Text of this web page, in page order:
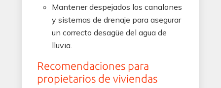
Mantener despejados los canalones
y sistemas de drenaje para asegurar
un correcto desagüe del agua de
lluvia.
Recomendaciones para
propietarios de viviendas